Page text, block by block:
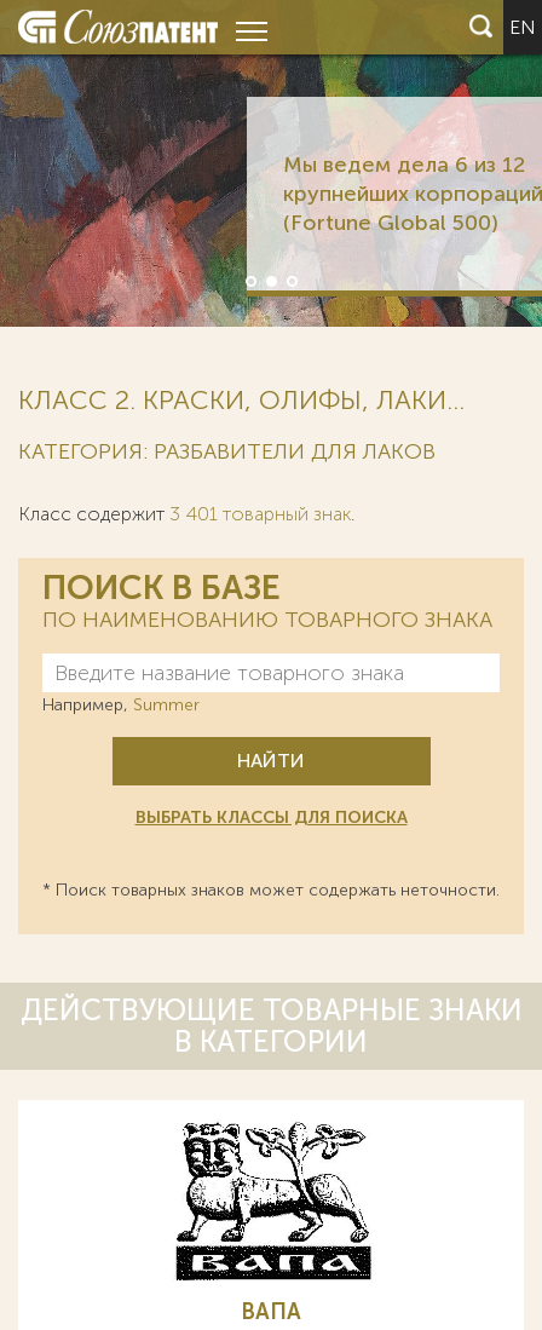
EN
Мы ведем дела 6 из 12
крупнейших корпораций мира
(Fortune Global 500)
КЛАСС 2. КРАСКИ, ОЛИФЫ, ЛАКИ...
КАТЕГОРИЯ: РАЗБАВИТЕЛИ ДЛЯ ЛАКОВ
Класс содержит 3 401 товарный знак.
ПОИСК В БАЗЕ
ПО НАИМЕНОВАНИЮ ТОВАРНОГО ЗНАКА
Например, Summer
НАЙТИ
ВЫБРАТЬ КЛАССЫ ДЛЯ ПОИСКА
* Поиск товарных знаков может содержать неточности.
ДЕЙСТВУЮЩИЕ ТОВАРНЫЕ ЗНАКИ
В КАТЕГОРИИ
ВАПА